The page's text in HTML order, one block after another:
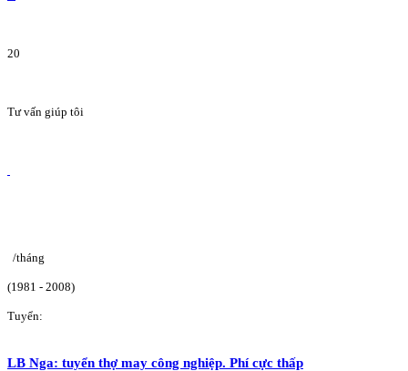
20
Tư vấn giúp tôi
/tháng
(1981 - 2008)
Tuyển:
LB Nga: tuyển thợ may công nghiệp. Phí cực thấp